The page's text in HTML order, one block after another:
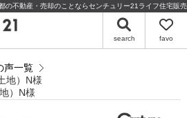
の不動産・売却のことならセンチュリー21ライフ住宅販売
search favo
声一覧
地）N様
）N様